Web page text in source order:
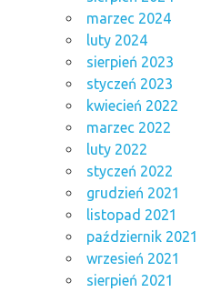
marzec 2024
luty 2024
sierpień 2023
styczeń 2023
kwiecień 2022
marzec 2022
luty 2022
styczeń 2022
grudzień 2021
listopad 2021
październik 2021
wrzesień 2021
sierpień 2021